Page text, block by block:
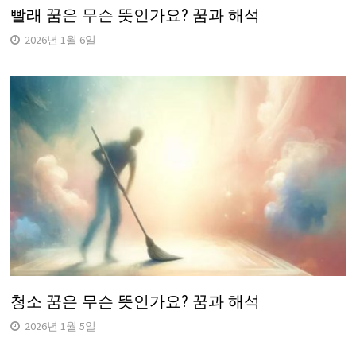
빨래 꿈은 무슨 뜻인가요? 꿈과 해석
2026년 1월 6일
청소 꿈은 무슨 뜻인가요? 꿈과 해석
2026년 1월 5일